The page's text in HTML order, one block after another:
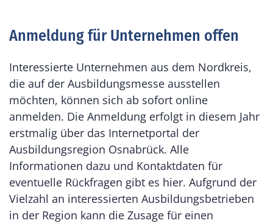
Anmeldung für Unternehmen offen
Interessierte Unternehmen aus dem Nordkreis,
die auf der Ausbildungsmesse ausstellen
möchten, können sich ab sofort online
anmelden. Die Anmeldung erfolgt in diesem Jahr
erstmalig über das Internetportal der
Ausbildungsregion Osnabrück. Alle
Informationen dazu und Kontaktdaten für
eventuelle Rückfragen gibt es hier. Aufgrund der
Vielzahl an interessierten Ausbildungsbetrieben
in der Region kann die Zusage für einen